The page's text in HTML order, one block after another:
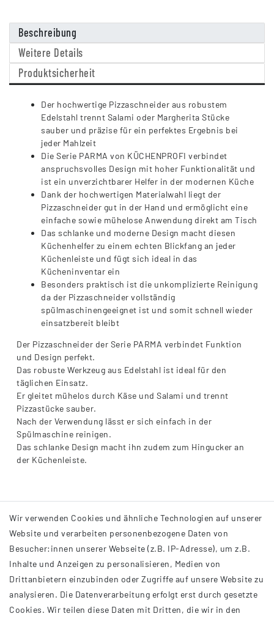
Beschreibung
Weitere Details
Produktsicherheit
Der hochwertige Pizzaschneider aus robustem
Edelstahl trennt Salami oder Margherita Stücke
sauber und präzise für ein perfektes Ergebnis bei
jeder Mahlzeit
Die Serie PARMA von KÜCHENPROFI verbindet
anspruchsvolles Design mit hoher Funktionalität und
ist ein unverzichtbarer Helfer in der modernen Küche
Dank der hochwertigen Materialwahl liegt der
Pizzaschneider gut in der Hand und ermöglicht eine
einfache sowie mühelose Anwendung direkt am Tisch
Das schlanke und moderne Design macht diesen
Küchenhelfer zu einem echten Blickfang an jeder
Küchenleiste und fügt sich ideal in das
Kücheninventar ein
Besonders praktisch ist die unkomplizierte Reinigung
da der Pizzaschneider vollständig
spülmaschinengeeignet ist und somit schnell wieder
einsatzbereit bleibt
Der Pizzaschneider der Serie PARMA verbindet Funktion
und Design perfekt.
Das robuste Werkzeug aus Edelstahl ist ideal für den
täglichen Einsatz.
Er gleitet mühelos durch Käse und Salami und trennt
Pizzastücke sauber.
Nach der Verwendung lässt er sich einfach in der
Spülmaschine reinigen.
Das schlanke Design macht ihn zudem zum Hingucker an
der Küchenleiste.
INFORMATIONEN
Wir verwenden Cookies und ähnliche Technologien auf unserer
Website und verarbeiten personenbezogene Daten von
Besucher:innen unserer Webseite (z.B. IP-Adresse), um z.B.
Inhalte und Anzeigen zu personalisieren, Medien von
Drittanbietern einzubinden oder Zugriffe auf unsere Website zu
analysieren. Die Datenverarbeitung erfolgt erst durch gesetzte
Cookies. Wir teilen diese Daten mit Dritten, die wir in den